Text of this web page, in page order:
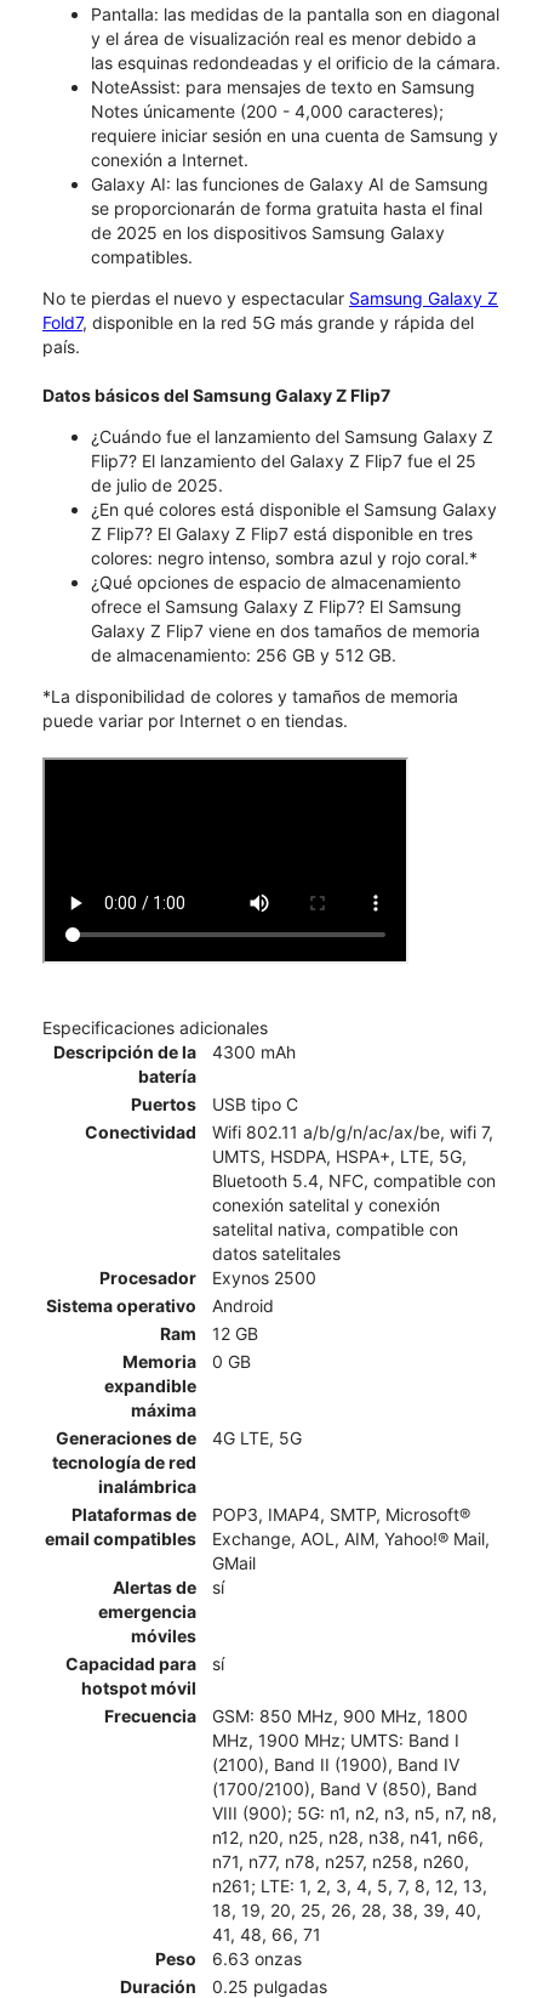
Pantalla: las medidas de la pantalla son en diagonal
y el área de visualización real es menor debido a
las esquinas redondeadas y el orificio de la cámara.
NoteAssist: para mensajes de texto en Samsung
Notes únicamente (200 - 4,000 caracteres);
requiere iniciar sesión en una cuenta de Samsung y
conexión a Internet.
Galaxy AI: las funciones de Galaxy AI de Samsung
se proporcionarán de forma gratuita hasta el final
de 2025 en los dispositivos Samsung Galaxy
compatibles.
No te pierdas el nuevo y espectacular Samsung Galaxy Z
Fold7, disponible en la red 5G más grande y rápida del
país.
Datos básicos del Samsung Galaxy Z Flip7
¿Cuándo fue el lanzamiento del Samsung Galaxy Z
Flip7? El lanzamiento del Galaxy Z Flip7 fue el 25
de julio de 2025.
¿En qué colores está disponible el Samsung Galaxy
Z Flip7? El Galaxy Z Flip7 está disponible en tres
colores: negro intenso, sombra azul y rojo coral.*
¿Qué opciones de espacio de almacenamiento
ofrece el Samsung Galaxy Z Flip7? El Samsung
Galaxy Z Flip7 viene en dos tamaños de memoria
de almacenamiento: 256 GB y 512 GB.
*La disponibilidad de colores y tamaños de memoria
puede variar por Internet o en tiendas.
Especificaciones adicionales
Descripción de la
batería
4300 mAh
Puertos
USB tipo C
Conectividad
Wifi 802.11 a/b/g/n/ac/ax/be, wifi 7,
UMTS, HSDPA, HSPA+, LTE, 5G,
Bluetooth 5.4, NFC, compatible con
conexión satelital y conexión
satelital nativa, compatible con
datos satelitales
Procesador
Exynos 2500
Sistema operativo
Android
Ram
12 GB
Memoria
expandible
máxima
0 GB
Generaciones de
tecnología de red
inalámbrica
4G LTE, 5G
Plataformas de
email compatibles
POP3, IMAP4, SMTP, Microsoft®
Exchange, AOL, AIM, Yahoo!® Mail,
GMail
Alertas de
emergencia
móviles
sí
Capacidad para
hotspot móvil
sí
Frecuencia
GSM: 850 MHz, 900 MHz, 1800
MHz, 1900 MHz; UMTS: Band I
(2100), Band II (1900), Band IV
(1700/2100), Band V (850), Band
VIII (900); 5G: n1, n2, n3, n5, n7, n8,
n12, n20, n25, n28, n38, n41, n66,
n71, n77, n78, n257, n258, n260,
n261; LTE: 1, 2, 3, 4, 5, 7, 8, 12, 13,
18, 19, 20, 25, 26, 28, 38, 39, 40,
41, 48, 66, 71
Peso
6.63 onzas
Duración
0.25 pulgadas